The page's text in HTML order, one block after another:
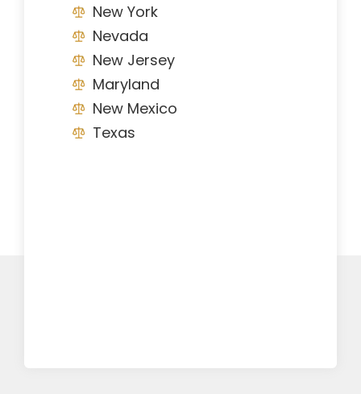
New York
Nevada
New Jersey
Maryland
New Mexico
Texas